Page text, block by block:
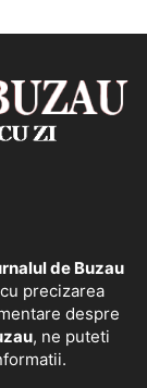
de Buzau
precizarea
despre
, ne puteti